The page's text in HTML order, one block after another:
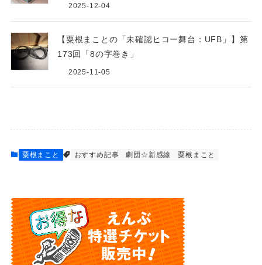
2025-12-04
【粟根まことの「未確認ヒコー舞台：UFB」】第
173回「8の字巻き」
2025-11-05
粟根まこと おすすめ記事 劇団☆新感線 粟根まこと